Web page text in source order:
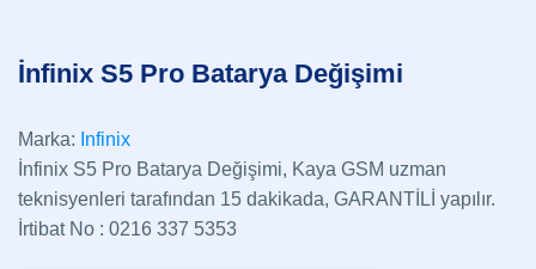
İnfinix S5 Pro Batarya Değişimi
Marka: Infinix
İnfinix S5 Pro Batarya Değişimi, Kaya GSM uzman
teknisyenleri tarafından 15 dakikada, GARANTİLİ yapılır.
İrtibat No : 0216 337 5353